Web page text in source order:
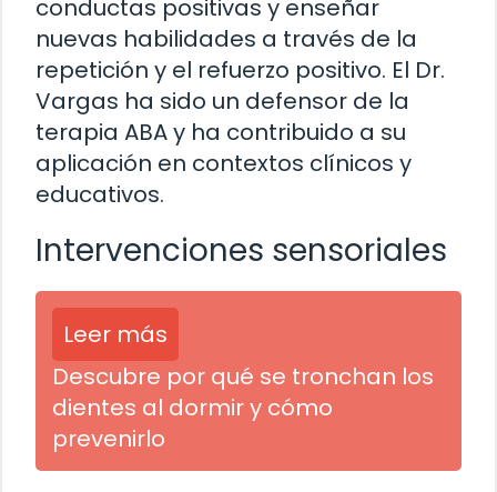
conductas positivas y enseñar
nuevas habilidades a través de la
repetición y el refuerzo positivo. El Dr.
Vargas ha sido un defensor de la
terapia ABA y ha contribuido a su
aplicación en contextos clínicos y
educativos.
Intervenciones sensoriales
Leer más
Descubre por qué se tronchan los
dientes al dormir y cómo
prevenirlo